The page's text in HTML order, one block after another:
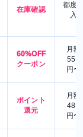
在庫確認
都度
入
60%OFF
クーポン
月額
550
円〜
ポイント
還元
月額
480
円〜